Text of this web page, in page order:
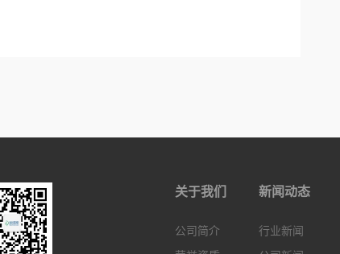
关于我们
公司简介
新闻动态
行业新闻